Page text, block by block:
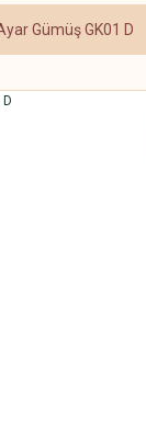
Gümüş GK01 D